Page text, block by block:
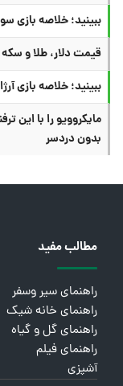
ببینید؛ خلاصه بازی سوئیس ۰ (۴) - کلمبیا ۰ (۳)
قیمت دلار، طلا و سکه امروز
ببینید؛ خلاصه بازی آرژانتین ۳ - مصر ۲
بدون دردسر
مطالب مفید
راهنمای سیر وسفر
راهنمای خانه شیک
راهنمای گل و گیاه
راهنمای فیلم
آشپزی